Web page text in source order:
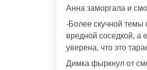
Анна заморгала и
-Более скучной темы
вредной соседкой, а
уверена, что это
Димка фыркнул от